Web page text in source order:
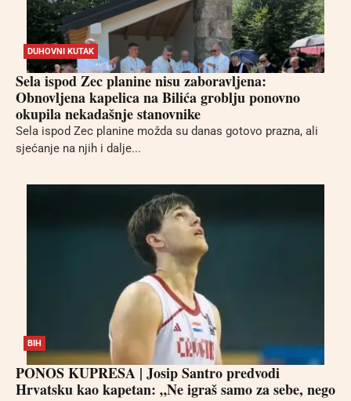
DUHOVNI KUTAK
Sela ispod Zec planine nisu zaboravljena:
Obnovljena kapelica na Bilića groblju ponovno
okupila nekadašnje stanovnike
Sela ispod Zec planine možda su danas gotovo prazna, ali
sjećanje na njih i dalje...
BIH
PONOS KUPRESA | Josip Santro predvodi
Hrvatsku kao kapetan: „Ne igraš samo za sebe, nego